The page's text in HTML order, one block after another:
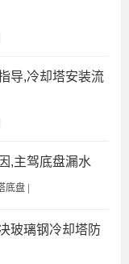
导,冷却塔安装流
,主驾底盘漏水
底盘 |
玻璃钢冷却塔防